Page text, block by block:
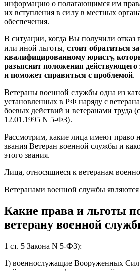
информацию о полагающимся им
их вступления в силу в местных
обеспечения.
В ситуации, когда Вы получили отказ
или иной льготы, стоит обратиться
квалифицированному юристу,
разъяснит положения действующего
и поможет справиться с проблемой.
Ветераны военной службы одна из
установленных в РФ наряду с
боевых действий и ветеранами труда
12.01.1995 N 5-ФЗ).
Рассмотрим, какие лица имеют право
звания Ветеран военной службы и
этого звания.
Лица, относящиеся к ветеранам
Ветеранами военной службы
Какие права и льготы
ветерану военной
1 ст. 5 Закона N 5-ФЗ):
1) военнослужащие Вооруженных